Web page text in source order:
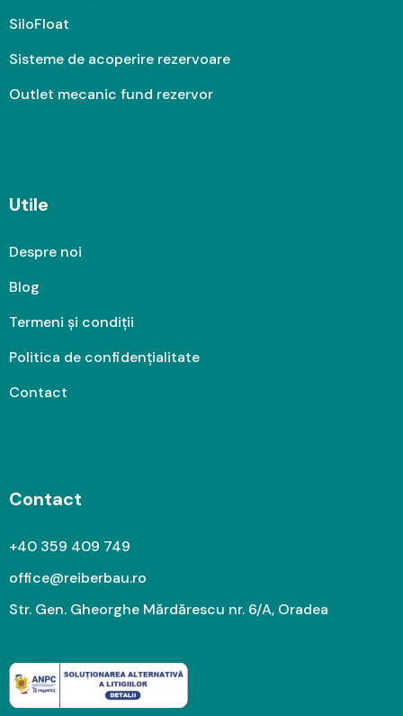
SiloFloat
Sisteme de acoperire rezervoare
Outlet mecanic fund rezervor
Utile
Despre noi
Blog
Termeni și condiții
Politica de confidențialitate
Contact
Contact
+40 359 409 749
office@reiberbau.ro
Str. Gen. Gheorghe Mărdărescu nr. 6/A, Oradea